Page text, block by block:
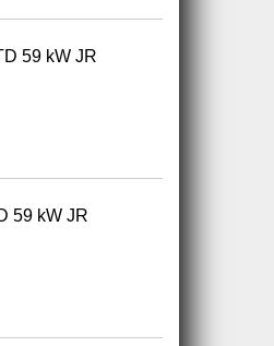
59 kW JR
59 kW JR